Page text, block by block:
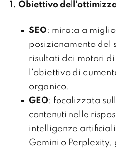
1. Obiettivo
SEO: mirata a
posizionamento del
risultati dei motori di
l'obiettivo di
organico.
GEO: focalizzata
contenuti nelle
intelligenze
Gemini o